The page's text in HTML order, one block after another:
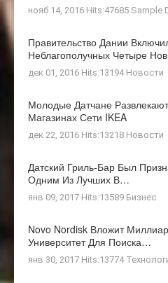
нояб 14, 2016 Hits:47685 Sample
Правительство Дании
Неблагополучных Четыре
дек 01, 2016 Hits:13194 Новости
Молодые Датчане
Магазинах Сети IKEA
дек 22, 2016 Hits:13218 Новости
Датский Гриль-Бар Был
Одним Из Лучших В…
янв 09, 2017 Hits:13589 Бизнес
Novo Nordisk Вложит
Университет Для Поиска…
янв 30, 2017 Hits:13774